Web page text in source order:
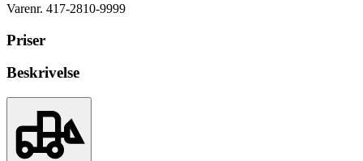
Varenr. 417-2810-9999
Priser
Beskrivelse